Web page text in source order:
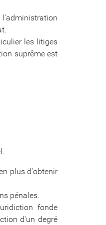
l'administration
les litiges
suprême est
plus d'obtenir
pénales.
fonde
d'un degré